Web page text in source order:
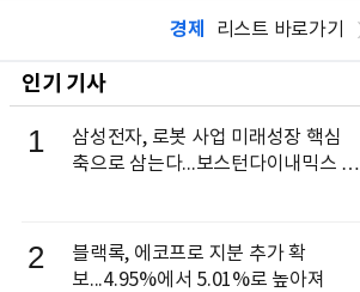
경제 리스트 바로가기
인기 기사
1
삼성전자, 로봇 사업 미래성장 핵심
축으로 삼는다...보스턴다이내믹스 출
2
블랙록, 에코프로 지분 추가 확
보...4.95%에서 5.01%로 높아져